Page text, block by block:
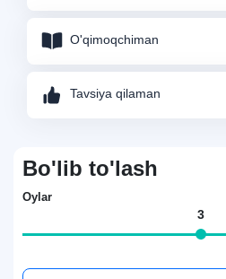
O'qimoqchiman
Tavsiya qilaman
Bo'lib to'lash
Oylar
3